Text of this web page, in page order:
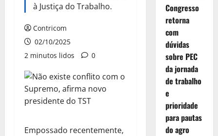
à Justiça do Trabalho.
Contricom
02/10/2025
2 minutos lidos
0
Empossado recentemente,
Congresso
retorna
com
dúvidas
sobre PEC
da jornada
de trabalho
e
prioridade
para pautas
do agro